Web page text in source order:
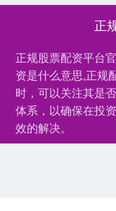
正
正规股票配资平台
资是什么意思,正规
时，可以关注其是
体系，以确保在投
效的解决。